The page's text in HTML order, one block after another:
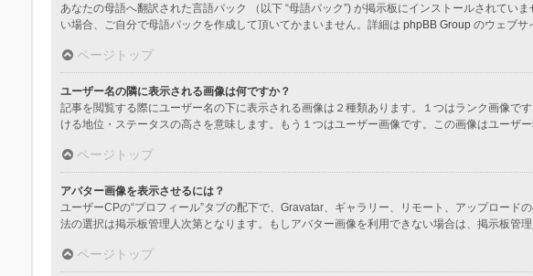
あなたの母語へ翻訳された言語パック （以下 “母語パック”) が掲示板にインストールされて
い場合、ご自分で母語パックを作成して頂いてかまいません。詳細は phpBB Groupのウェブサ
ページトップ
ユーザー名の隣に表示される画像は何ですか？
記事を閲覧する際にユーザー名の下に表示される画像は２種類あります。１つはランク画像
ける地位・ステータスの高さを意味します。もう１つはユーザー画像です。この画像はユーザ
ページトップ
アバター画像を表示させるには？
ユーザーCPの“プロフィール”タブの配下で、Gravatar、ギャラリー、リモート、アップロー
法の選択は掲示板管理人次第となります。もしアバター画像を利用できない場合は、掲示板管理
ページトップ